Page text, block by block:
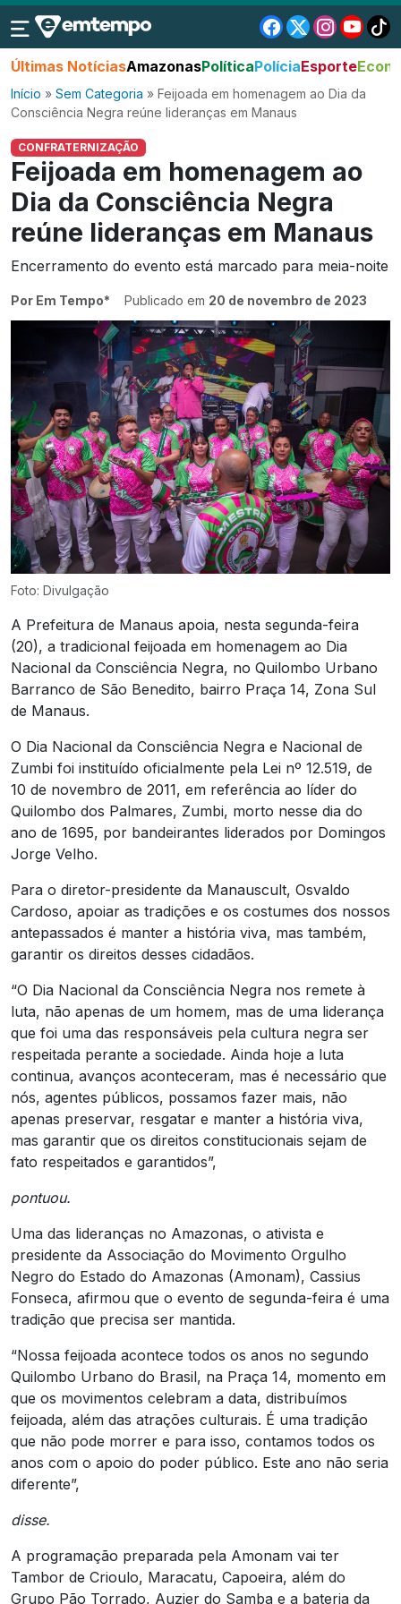
Últimas NotíciasAmazonasPolíticaPolíciaEsporte
Início » Sem Categoria » Feijoada em homenagem ao Dia da
Consciência Negra reúne lideranças em Manaus
CONFRATERNIZAÇÃO
Feijoada em homenagem ao
Dia da Consciência Negra
reúne lideranças em Manaus
Encerramento do evento está marcado para meia-noite
Por Em Tempo* Publicado em 20 de novembro de 2023
Foto: Divulgação
A Prefeitura de Manaus apoia, nesta segunda-feira
(20), a tradicional feijoada em homenagem ao Dia
Nacional da Consciência Negra, no Quilombo Urbano
Barranco de São Benedito, bairro Praça 14, Zona Sul
de Manaus.
O Dia Nacional da Consciência Negra e Nacional de
Zumbi foi instituído oficialmente pela Lei nº 12.519, de
10 de novembro de 2011, em referência ao líder do
Quilombo dos Palmares, Zumbi, morto nesse dia do
ano de 1695, por bandeirantes liderados por Domingos
Jorge Velho.
Para o diretor-presidente da Manauscult, Osvaldo
Cardoso, apoiar as tradições e os costumes dos nossos
antepassados é manter a história viva, mas também,
garantir os direitos desses cidadãos.
“O Dia Nacional da Consciência Negra nos remete à
luta, não apenas de um homem, mas de uma liderança
que foi uma das responsáveis pela cultura negra ser
respeitada perante a sociedade. Ainda hoje a luta
continua, avanços aconteceram, mas é necessário que
nós, agentes públicos, possamos fazer mais, não
apenas preservar, resgatar e manter a história viva,
mas garantir que os direitos constitucionais sejam de
fato respeitados e garantidos”,
pontuou.
Uma das lideranças no Amazonas, o ativista e
presidente da Associação do Movimento Orgulho
Negro do Estado do Amazonas (Amonam), Cassius
Fonseca, afirmou que o evento de segunda-feira é uma
tradição que precisa ser mantida.
“Nossa feijoada acontece todos os anos no segundo
Quilombo Urbano do Brasil, na Praça 14, momento em
que os movimentos celebram a data, distribuímos
feijoada, além das atrações culturais. É uma tradição
que não pode morrer e para isso, contamos todos os
anos com o apoio do poder público. Este ano não seria
diferente”,
disse.
A programação preparada pela Amonam vai ter
Tambor de Crioulo, Maracatu, Capoeira, além do
Grupo Pão Torrado, Auzier do Samba e a bateria da